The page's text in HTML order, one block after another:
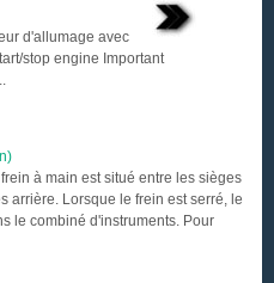
d'allumage avec
stop engine Important
à main est situé entre les sièges
arrière. Lorsque le frein est serré, le
le combiné d'instruments. Pour